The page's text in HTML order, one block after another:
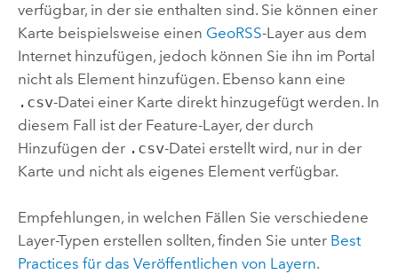
verfügbar, in der sie enthalten sind. Sie können einer
Karte beispielsweise einen GeoRSS-Layer aus dem
Internet hinzufügen, jedoch können Sie ihn im Portal
nicht als Element hinzufügen. Ebenso kann eine
.csv-Datei einer Karte direkt hinzugefügt werden. In
diesem Fall ist der Feature-Layer, der durch
Hinzufügen der .csv-Datei erstellt wird, nur in der
Karte und nicht als eigenes Element verfügbar.
Empfehlungen, in welchen Fällen Sie verschiedene
Layer-Typen erstellen sollten, finden Sie unter Best
Practices für das Veröffentlichen von Layern.